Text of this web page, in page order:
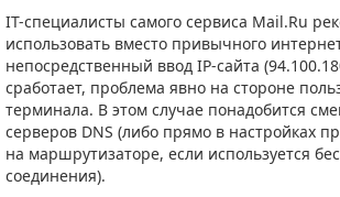
IT-специалисты самого сервиса Mail.Ru
использовать вместо привычного
непосредственный ввод IP-сайта
сработает, проблема явно на стороне
терминала. В этом случае понадобится
серверов DNS (либо прямо в настройках
на маршрутизаторе, если используется
соединения).